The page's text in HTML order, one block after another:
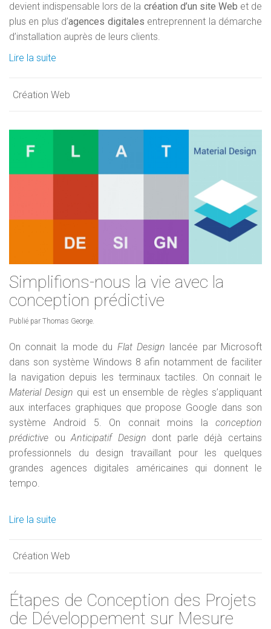
devient indispensable lors de la création d’un site Web et de
plus en plus d’agences digitales entreprennent la démarche
d’installation auprès de leurs clients.
Lire la suite
Création Web
Simplifions-nous la vie avec la
conception prédictive
Publié par Thomas George.
On connait la mode du Flat Design lancée par Microsoft
dans son système Windows 8 afin notamment de faciliter
la navigation depuis les terminaux tactiles. On connait le
Material Design qui est un ensemble de règles s’appliquant
aux interfaces graphiques que propose Google dans son
système Android 5. On connait moins la conception
prédictive ouAnticipatif Design dont parle déjà certains
professionnels du design travaillant pour les quelques
grandes agences digitales américaines qui donnent le
tempo.
Lire la suite
Création Web
Étapes de Conception des Projets
de Développement sur Mesure